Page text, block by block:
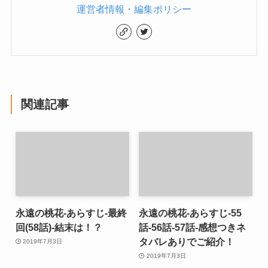
運営者情報・編集ポリシー
関連記事
永遠の桃花-あらすじ-最終
回(58話)-結末は！？
2019年7月3日
永遠の桃花-あらすじ-55
話-56話-57話-感想つきネ
タバレありでご紹介！
2019年7月3日